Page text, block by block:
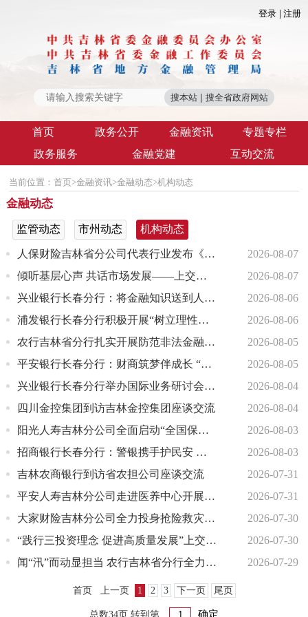
登录 注册
首页 政务公开 金融资讯
专题专栏
政务服务
金融党建 互动交流
当前位置：首页>金融资讯>金融动态>机构动态
金融动态
监管动态 市州动态 机构动态
人保财险吉林省分公司代表行业发布《吉林省财险行业风险减量服务工作报告汇编》
2026-08-07
倾听基层心声 共话市场发展——上交所联合东北证券与投资者面对面座谈
2026-08-07
兴业银行长春分行：将金融知识送到人民群众身边
2026-08-06
浦发银行长春分行积极开展“树立理性投保观念”宣传活动
2026-08-06
农行吉林省分行扎实开展防范非法金融宣传活动
2026-08-05
平安银行长春分行：财商筑梦伴成长 “小小银行家”社区公益课堂开讲
2026-08-05
兴业银行长春分行举办国际业务研讨会 赋能吉林外贸企业扬帆出海
2026-08-04
四川金控集团到访吉林金控集团座谈交流
2026-08-04
阳光人寿吉林分公司全面启动“全国保险公众宣传日”系列活动
2026-08-03
招商银行长春分行：警银携手护民安 游园反诈入民心
2026-08-03
吉林农商银行到访省农担公司座谈交流
2026-07-31
平安人寿吉林分公司走进医养中心开展系列公益活动
2026-07-31
大家财险吉林分公司全力投身抢险救灾 筑牢防汛安全线
2026-07-30
“践行三投资理念 促进高质量发展”上交所机构投资者服务东北行（长春站）圆满举行
2026-07-30
闻“汛”而动显担当 农行吉林省分行全力筑牢防汛救灾金融防线
2026-07-29
首页 上一页 1 2 3 下一页 尾页
总数34页 转到第